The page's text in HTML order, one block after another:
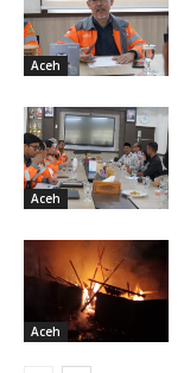
Aceh
Aceh
Aceh